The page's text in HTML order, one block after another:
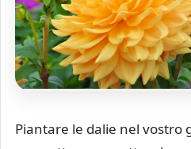
Piantare le dalie nel vostro